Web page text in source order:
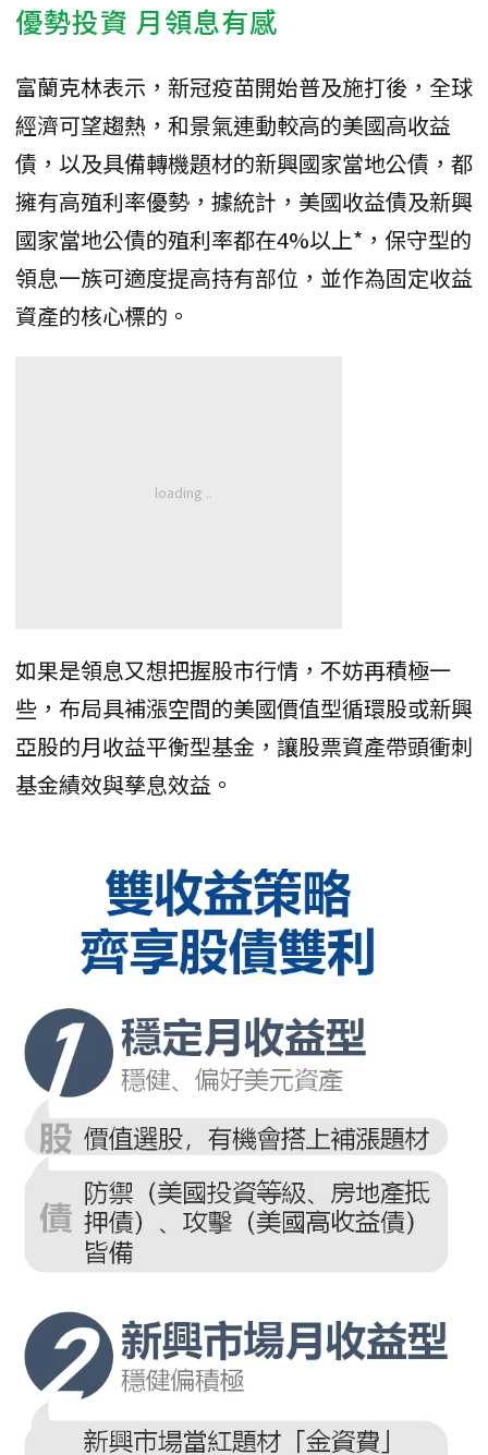
優勢投資 月領息有感
富蘭克林表示，新冠疫苗開始普及施打後，全球
經濟可望趨熱，和景氣連動較高的美國高收益
債，以及具備轉機題材的新興國家當地公債，都
擁有高殖利率優勢，據統計，美國收益債及新興
國家當地公債的殖利率都在4%以上*，保守型的
領息一族可適度提高持有部位，並作為固定收益
資產的核心標的。
如果是領息又想把握股市行情，不妨再積極一
些，布局具補漲空間的美國價值型循環股或新興
亞股的月收益平衡型基金，讓股票資產帶頭衝刺
基金績效與孳息效益。